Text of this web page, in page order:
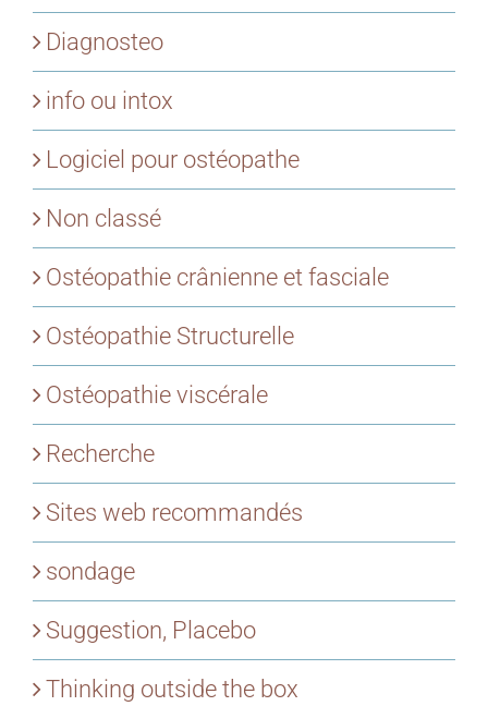
Diagnosteo
info ou intox
Logiciel pour ostéopathe
Non classé
Ostéopathie crânienne et fasciale
Ostéopathie Structurelle
Ostéopathie viscérale
Recherche
Sites web recommandés
sondage
Suggestion, Placebo
Thinking outside the box